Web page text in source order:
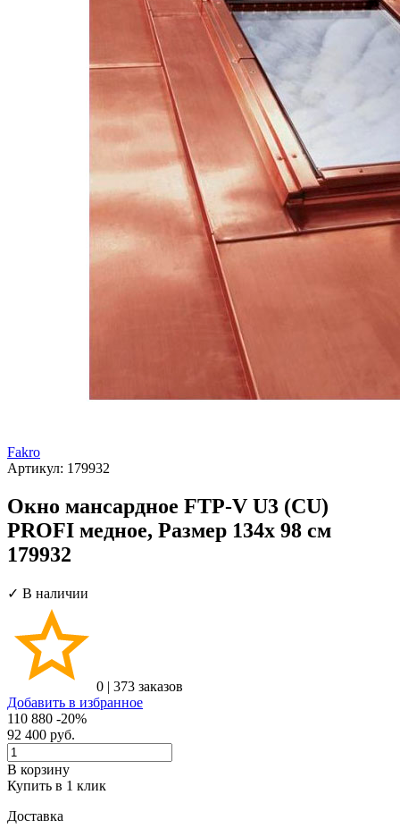
Fakro
Артикул: 179932
Окно мансардное FTP-V U3 (CU)
PROFI медное, Размер 134х 98 см
179932
✓ В наличии
0 | 373 заказов
Добавить в избранное
110 880 -20%
92 400 руб.
В корзину
Купить в 1 клик
Доставка